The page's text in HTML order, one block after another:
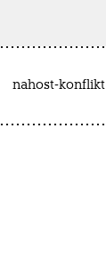
nahost-konflikt